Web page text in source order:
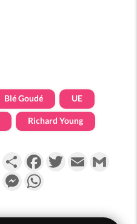
Blé Goudé UE
Richard Young
PartagerFacebookTwitterEmail
Messenger